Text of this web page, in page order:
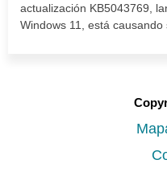
actualización KB5043769,
Windows 11, está causando